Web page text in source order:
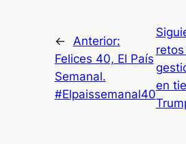
← Anterior:
Felices 40, El País
Semanal.
#Elpaissemanal40
en